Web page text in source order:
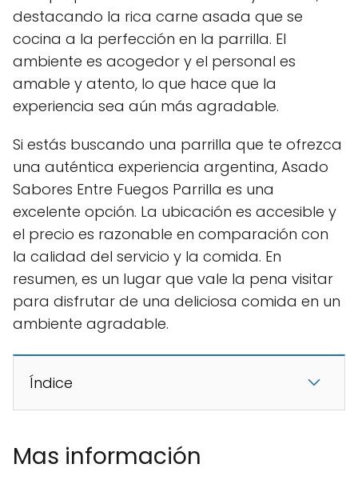
destacando la rica carne asada que se
cocina a la perfección en la parrilla. El
ambiente es acogedor y el personal es
amable y atento, lo que hace que la
experiencia sea aún más agradable.
Si estás buscando una parrilla que te ofrezca
una auténtica experiencia argentina, Asado
Sabores Entre Fuegos Parrilla es una
excelente opción. La ubicación es accesible y
el precio es razonable en comparación con
la calidad del servicio y la comida. En
resumen, es un lugar que vale la pena visitar
para disfrutar de una deliciosa comida en un
ambiente agradable.
Índice
Mas información